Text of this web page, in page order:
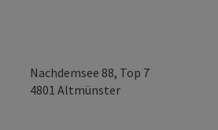
Nachdemsee 88, Top 7
4801 Altmünster